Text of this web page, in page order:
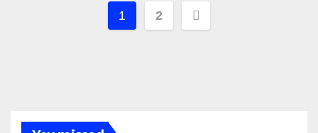
Навигация
1 2